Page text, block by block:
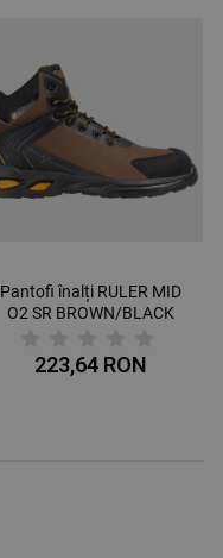
Pantofi înalți RULER MID
O2 SR BROWN/BLACK
223,64 RON